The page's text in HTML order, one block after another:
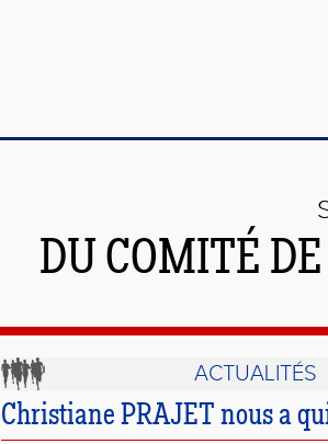
DU COMITÉ
ACTUALITÉS
Christiane PRAJET nous a